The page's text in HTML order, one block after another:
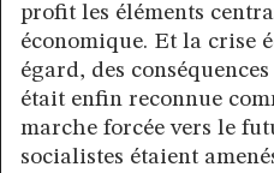
profit les éléments
économique. Et la crise
égard, des
était enfin reconnue
marche forcée vers le
socialistes étaient